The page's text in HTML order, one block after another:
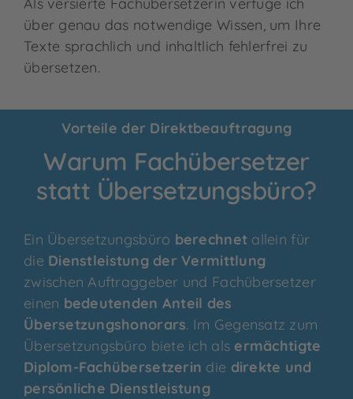
über genau das notwendige Wissen, um Ihre
Texte sprachlich und inhaltlich fehlerfrei zu
übersetzen.
Vorteile der Direktbeauftragung
Warum Fachübersetzer
statt Übersetzungsbüro?
Ein Übersetzungsbüro berechnet allein für
die Dienstleistung der Vermittlung
zwischen Auftraggeber und Fachübersetzer
einen bedeutenden Anteil des
Übersetzungshonorars. Im Gegensatz zum
Übersetzungsbüro biete ich als ermächtigte
Diplom-Fachübersetzerin die direkte und
persönliche Dienstleistung